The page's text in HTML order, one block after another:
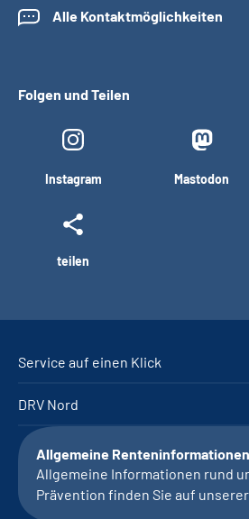
Alle Kontaktmöglichkeiten
Folgen und Teilen
Instagram Mastodon
teilen
Service auf einen Klick
DRV Nord
Allgemeine Renteninformationen
Allgemeine Informationen rund
Prävention finden Sie auf unserer